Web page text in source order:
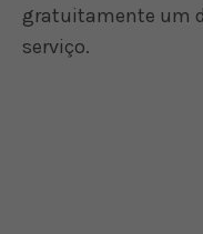
gratuitamente um
serviço.